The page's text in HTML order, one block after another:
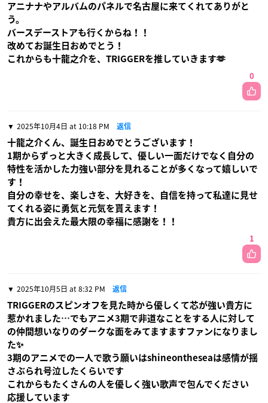
アニナナやアルバムのパネルで名古屋に来てくれてありがと
う。
バースデーストアも行くからね！！
改めてお誕生日おめでとう！
これからも十龍之介を、TRIGGERを推していきます🫶
0
2025年10月4日 at 10:18 PM 返信
十龍之介くん、誕生日おめでとうございます！
1期からずっと大きく成長して、優しい一面だけでなく自分の
特性を活かした力強い部分を見れることが多くなって嬉しいで
す！
自分の幸せを、楽しさを、大好きを、自信を持って私達に見せ
てくれる姿に勇気と元気を貰えます！
貴方に出会えた最大限の幸福に感謝を！！
1
2025年10月5日 at 8:32 PM 返信
TRIGGERのスピンオフを見た時から優しくて芯が強い貴方に
惹かれました…でもアニメ3期で非道なことをする人に対して
の仲間想いなりのダークな面をみてますますファンになりまし
た✨
3期のアニメでの一人で歌う願いはshineontheseaは感情が揺
さぶられ号泣したくらいです
これからもたくさんの人を優しく強い歌声で包んでください
応援しています